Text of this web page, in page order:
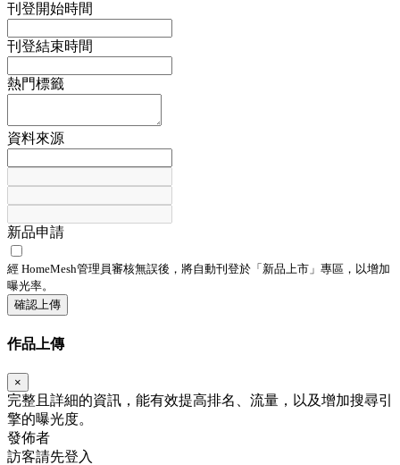
刊登開始時間
刊登結束時間
熱門標籤
資料來源
新品申請
經 HomeMesh管理員審核無誤後，將自動刊登於「 新品上市 」專區，以增加
曝光率。
確認上傳
作品上傳
×
完整且詳細的資訊，能有效提高排名、流量，以及增加搜尋引
擎的曝光度。
發佈者
訪客請先登入